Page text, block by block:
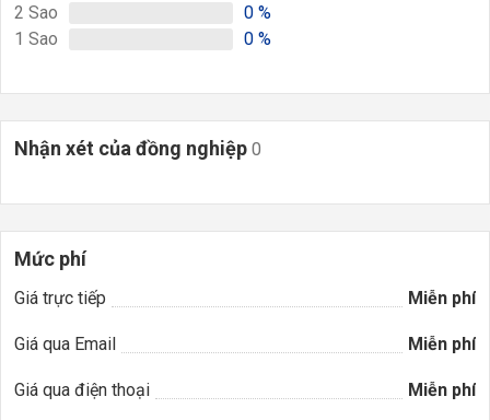
2 Sao 0 %
1 Sao 0 %
Nhận xét của đồng nghiệp 0
Mức phí
Giá trực tiếp Miễn phí
Giá qua Email Miễn phí
Giá qua điện thoại Miễn phí